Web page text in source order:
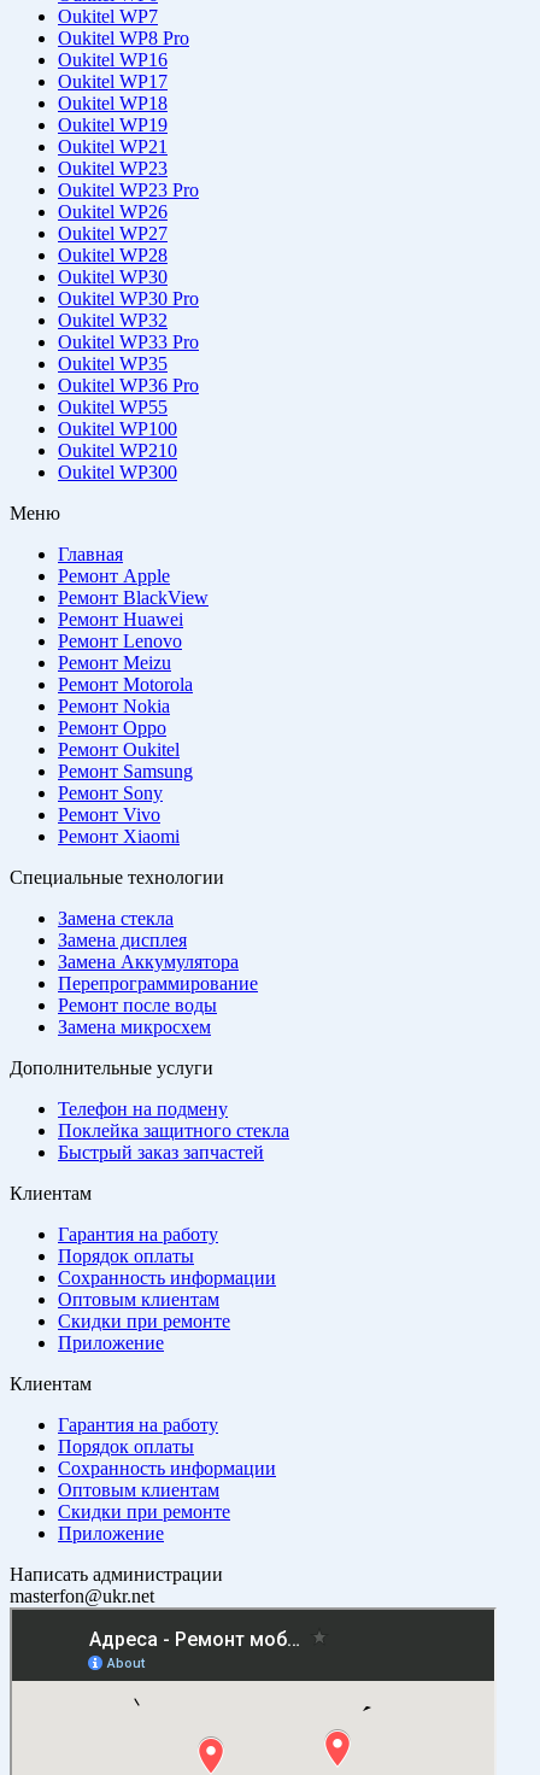
Oukitel WP7
Oukitel WP8 Pro
Oukitel WP16
Oukitel WP17
Oukitel WP18
Oukitel WP19
Oukitel WP21
Oukitel WP23
Oukitel WP23 Pro
Oukitel WP26
Oukitel WP27
Oukitel WP28
Oukitel WP30
Oukitel WP30 Pro
Oukitel WP32
Oukitel WP33 Pro
Oukitel WP35
Oukitel WP36 Pro
Oukitel WP55
Oukitel WP100
Oukitel WP210
Oukitel WP300
Меню
Главная
Ремонт Apple
Ремонт BlackView
Ремонт Huawei
Ремонт Lenovo
Ремонт Meizu
Ремонт Motorola
Ремонт Nokia
Ремонт Oppo
Ремонт Oukitel
Ремонт Samsung
Ремонт Sony
Ремонт Vivo
Ремонт Xiaomi
Специальные технологии
Замена стекла
Замена дисплея
Замена Аккумулятора
Перепрограммирование
Ремонт после воды
Замена микросхем
Дополнительные услуги
Телефон на подмену
Поклейка защитного стекла
Быстрый заказ запчастей
Клиентам
Гарантия на работу
Порядок оплаты
Сохранность информации
Оптовым клиентам
Скидки при ремонте
Приложение
Клиентам
Гарантия на работу
Порядок оплаты
Сохранность информации
Оптовым клиентам
Скидки при ремонте
Приложение
Написать администрации
masterfon@ukr.net